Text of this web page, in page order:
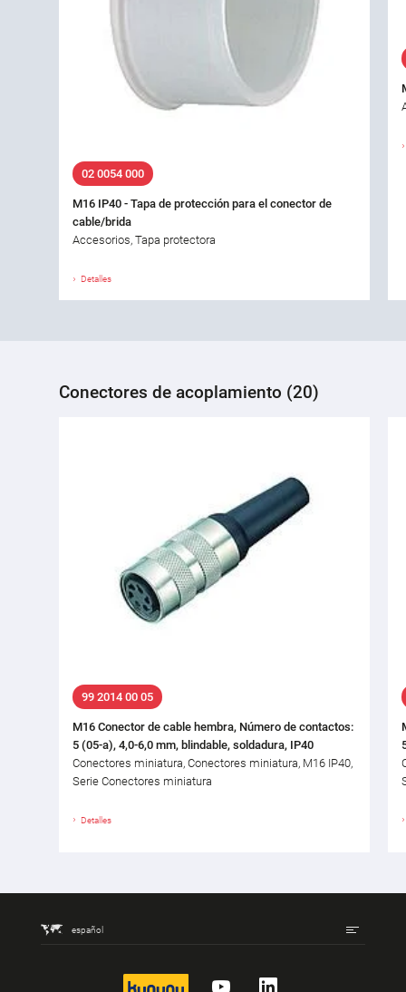
02 0054 000
M16 IP40 - Tapa de protección para el conector de
cable/brida
Accesorios, Tapa protectora
Detalles
Conectores de acoplamiento (20)
99 2014 00 05
M16 Conector de cable hembra, Número de contactos:
5 (05-a), 4,0-6,0 mm, blindable, soldadura, IP40
Conectores miniatura, Conectores miniatura, M16 IP40,
Serie Conectores miniatura
Detalles
español
kununu YouTubeLinkedIn